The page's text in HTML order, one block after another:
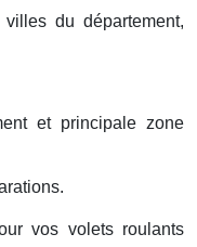
du département,
et principale zone
vos volets roulants